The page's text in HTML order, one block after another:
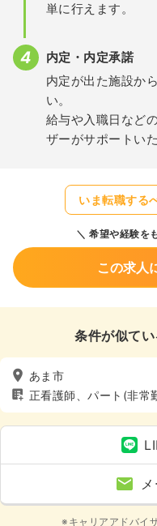
単に行えます。
内定・内定承諾
内定が出た施設か
い。
給与や入職日など
ザーがサポートい
いま転職する
希望や経験を
この求人
条件が似て
あま市
正看護師、パート(非常
護・福祉系、4週8休以
※キャリアアドバイ